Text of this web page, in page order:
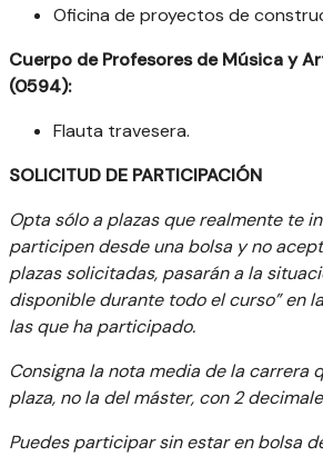
Oficina de proyectos de
Cuerpo de Profesores de Música y
(0594):
Flauta travesera.
SOLICITUD DE PARTICIPACIÓN
Opta sólo a plazas que realmente te
participen desde una bolsa y no
plazas solicitadas, pasarán a la
disponible durante todo el curso” en
las que ha participado.
Consigna la nota media de la carrera
plaza, no la del máster, con 2
Puedes participar sin estar en bolsa